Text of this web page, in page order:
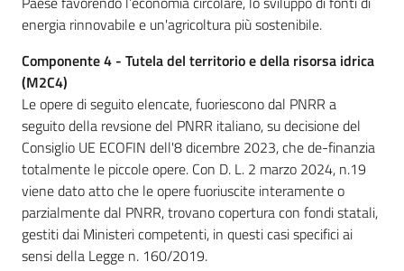
M
r
a
n
e
l
l
o
T
u
r
energia rinnovabile e un'agricoltura più sostenibile.
Componente 4 - Tutela del territorio e della risorsa idrica
(M2C4)
Le opere di seguito elencate, fuoriescono dal PNRR a
seguito della revsione del PNRR italiano, su decisione del
Consiglio UE ECOFIN dell'8 dicembre 2023, che de-finanzia
totalmente le piccole opere. Con D. L. 2 marzo 2024, n.19
viene dato atto che le opere fuoriuscite interamente o
parzialmente dal PNRR, trovano copertura con fondi statali,
gestiti dai Ministeri competenti, in questi casi specifici ai
sensi della Legge n. 160/2019.